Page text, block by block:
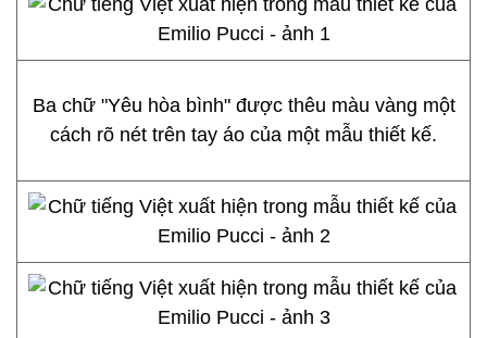
Ba chữ "Yêu hòa bình" được thêu màu vàng một
cách rõ nét trên tay áo của một mẫu thiết kế.